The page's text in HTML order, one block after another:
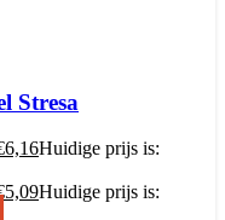
Stresa
6,16Huidige prijs is:
5,09Huidige prijs is: